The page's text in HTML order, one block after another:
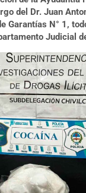
del Dr. Juan
Garantías N° 1,
Judicial